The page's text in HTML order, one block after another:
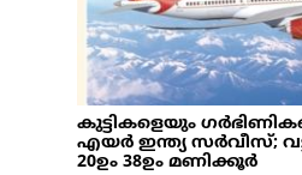
കുട്ടികളെയും
എയർ ഇന്ത്യ സർവീസ്;
20ഉം 38ഉം മണിക്കൂർ